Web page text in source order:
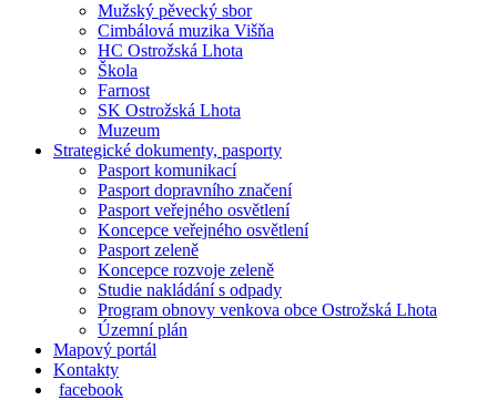
Mužský pěvecký sbor
Cimbálová muzika Višňa
HC Ostrožská Lhota
Škola
Farnost
SK Ostrožská Lhota
Muzeum
Strategické dokumenty, pasporty
Pasport komunikací
Pasport dopravního značení
Pasport veřejného osvětlení
Koncepce veřejného osvětlení
Pasport zeleně
Koncepce rozvoje zeleně
Studie nakládání s odpady
Program obnovy venkova obce Ostrožská Lhota
Územní plán
Mapový portál
Kontakty
facebook